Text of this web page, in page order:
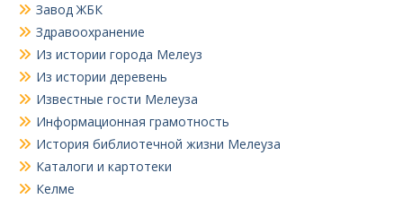
Завод ЖБК
Здравоохранение
Из истории города Мелеуз
Из истории деревень
Известные гости Мелеуза
Информационная грамотность
История библиотечной жизни Мелеуза
Каталоги и картотеки
Келме